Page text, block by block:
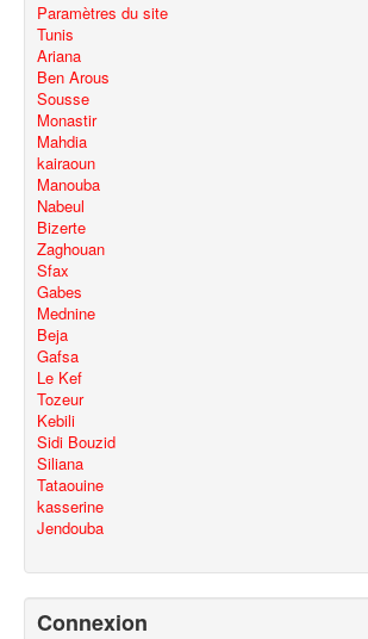
Paramètres du site
Tunis
Ariana
Ben Arous
Sousse
Monastir
Mahdia
kairaoun
Manouba
Nabeul
Bizerte
Zaghouan
Sfax
Gabes
Mednine
Beja
Gafsa
Le Kef
Tozeur
Kebili
Sidi Bouzid
Siliana
Tataouine
kasserine
Jendouba
Connexion